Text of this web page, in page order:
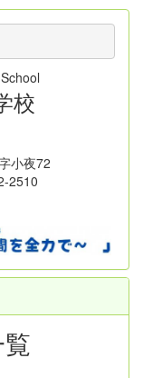
校
小夜72
2510